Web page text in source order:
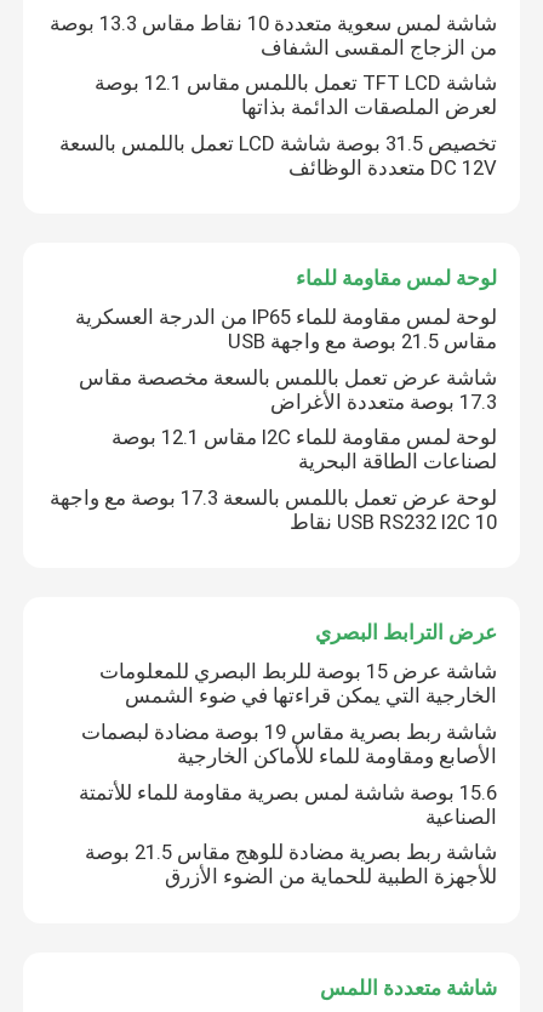
شاشة لمس سعوية متعددة 10 نقاط مقاس 13.3 بوصة
من الزجاج المقسى الشفاف
شاشة TFT LCD تعمل باللمس مقاس 12.1 بوصة
لعرض الملصقات الدائمة بذاتها
تخصيص 31.5 بوصة شاشة LCD تعمل باللمس بالسعة
DC 12V متعددة الوظائف
لوحة لمس مقاومة للماء
لوحة لمس مقاومة للماء IP65 من الدرجة العسكرية
مقاس 21.5 بوصة مع واجهة USB
شاشة عرض تعمل باللمس بالسعة مخصصة مقاس
17.3 بوصة متعددة الأغراض
لوحة لمس مقاومة للماء I2C مقاس 12.1 بوصة
لصناعات الطاقة البحرية
لوحة عرض تعمل باللمس بالسعة 17.3 بوصة مع واجهة
USB RS232 I2C 10 نقاط
عرض الترابط البصري
شاشة عرض 15 بوصة للربط البصري للمعلومات
الخارجية التي يمكن قراءتها في ضوء الشمس
شاشة ربط بصرية مقاس 19 بوصة مضادة لبصمات
الأصابع ومقاومة للماء للأماكن الخارجية
15.6 بوصة شاشة لمس بصرية مقاومة للماء للأتمتة
الصناعية
شاشة ربط بصرية مضادة للوهج مقاس 21.5 بوصة
للأجهزة الطبية للحماية من الضوء الأزرق
شاشة متعددة اللمس